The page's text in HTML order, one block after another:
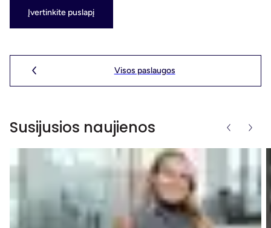
Įvertinkite puslapį
Visos paslaugos
Susijusios naujienos